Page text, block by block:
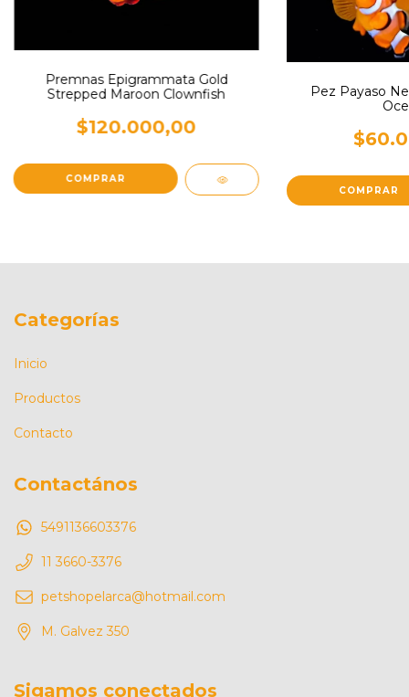
Premnas Epigrammata Gold
Strepped Maroon Clownfish
$120.000,00
Pez Payaso
Categorías
Inicio
Productos
Contacto
Contactános
5491136603376
11 3660-3376
petshopelarca@hotmail.com
M. Galvez 350
Sigamos conectados